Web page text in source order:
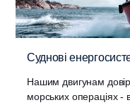
Суднові
Нашим двигунам
морських операціях -